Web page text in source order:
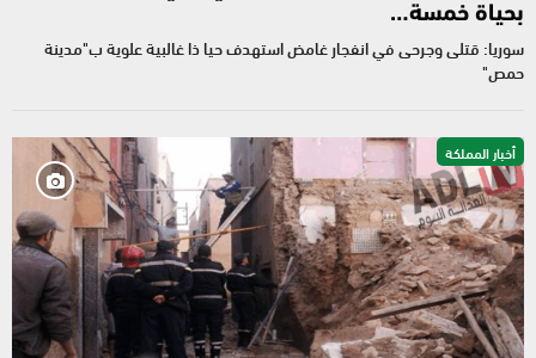
بحياة خمسة…
سوريا: قتلى وجرحى في انفجار غامض استهدف حيا ذا غالبية علوية ب"مدينة
حمص"
أخبار المملكة